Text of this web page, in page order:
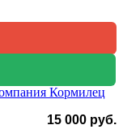
15 000 руб.